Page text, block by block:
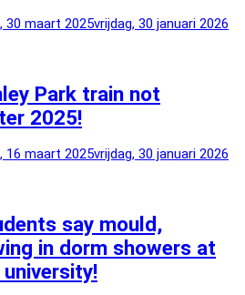
30 maart 2025vrijdag, 30 januari 2026
Park train not
2025!
16 maart 2025vrijdag, 30 januari 2026
say mould,
in dorm showers at